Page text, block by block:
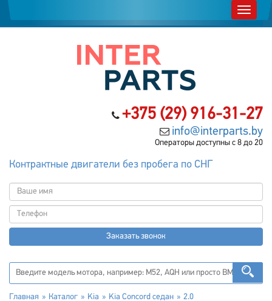
+375 (29) 916-31-27
info@interparts.by
Операторы доступны с 8 до 20
Контрактные двигатели без пробега по СНГ
Заказать звонок
Главная Каталог Kia Kia Concord седан 2.0